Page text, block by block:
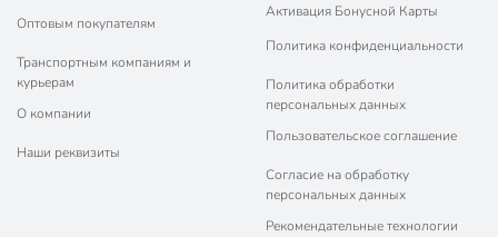
Оптовым покупателям
Транспортным компаниям и
курьерам
О компании
Наши реквизиты
Активация Бонусной Карты
Политика конфиденциальности
Политика обработки
персональных данных
Пользовательское соглашение
Согласие на обработку
персональных данных
Рекомендательные технологии